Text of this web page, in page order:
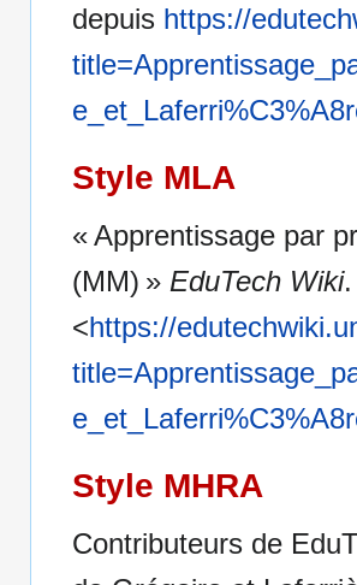
depuis https://
Style MLA
« Apprentissage par
(MM) » EduTech Wiki
<https://
Style MHRA
Contributeurs de